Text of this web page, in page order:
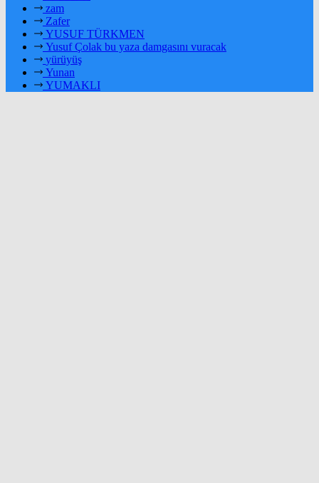
zam
Zafer
YUSUF TÜRKMEN
Yusuf Çolak bu yaza damgasını vuracak
yürüyüş
Yunan
YUMAKLI